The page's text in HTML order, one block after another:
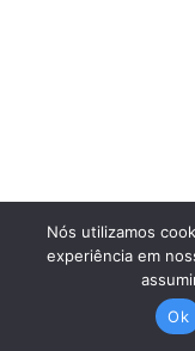
Nós utilizamos
experiência em
Ok